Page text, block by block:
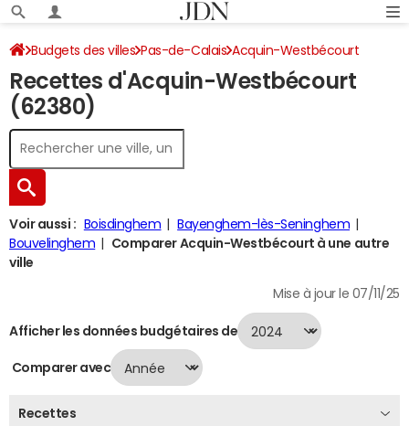
Budgets des villes Pas-de-Calais Acquin-Westbécourt
Recettes 2024
Recettes d'Acquin-Westbécourt
(62380)
Voir aussi : Boisdinghem
Bayenghem-lès-Seninghem
Bouvelinghem
Comparer Acquin-Westbécourt à une autre
ville
Mise à jour le 07/11/25
Afficher les données budgétaires de
Comparer avec
Recettes